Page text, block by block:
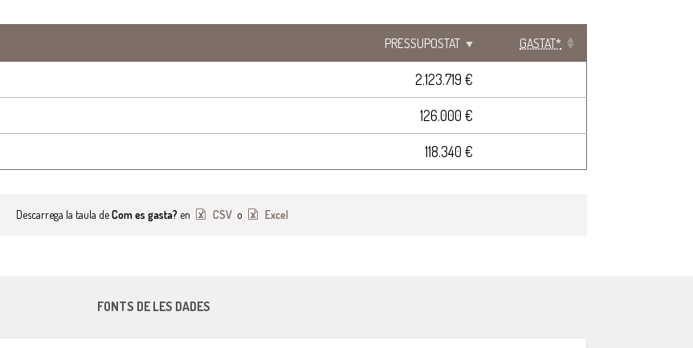
PRESSUPOSTAT GASTAT*
2.123.719 €
126.000 €
118.340 €
Descarrega la taula deCom es gasta? en CSV o Excel
FONTS DE LES DADES